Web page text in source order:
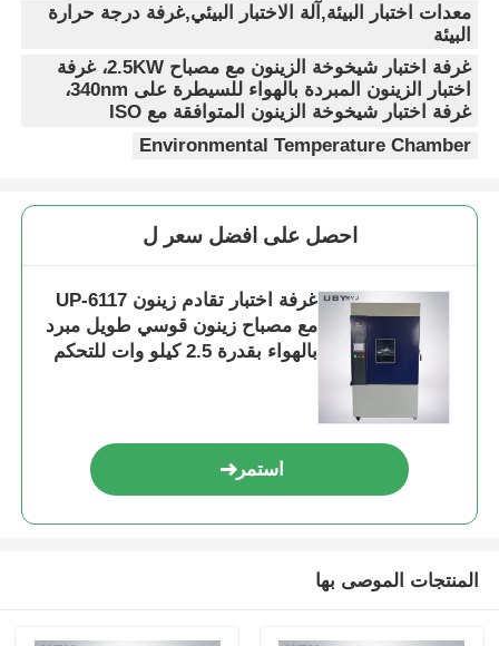
معدات اختبار البيئة,آلة الاختبار البيئي,غرفة درجة حرارة
البيئة
غرفة اختبار شيخوخة الزينون مع مصباح 2.5KW، غرفة
اختبار الزينون المبردة بالهواء للسيطرة على 340nm،
غرفة اختبار شيخوخة الزينون المتوافقة مع ISO
Environmental Temperature Chamber
احصل على افضل سعر ل
غرفة اختبار تقادم زينون UP-6117
مع مصباح زينون قوسي طويل مبرد
بالهواء بقدرة 2.5 كيلو وات للتحكم
استمر
المنتجات الموصى بها